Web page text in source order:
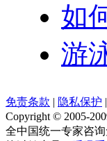
如
游
免责条款 | 隐私保护 |
Copyright © 2005-
全中国统一专家咨询